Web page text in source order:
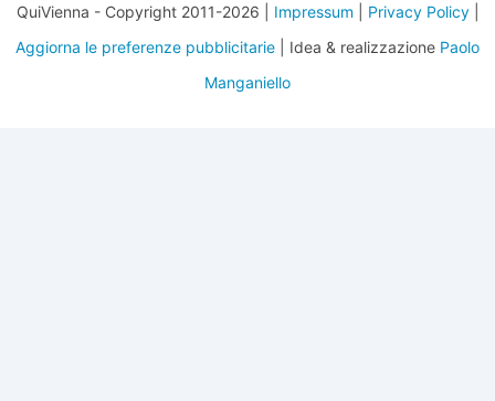
QuiVienna - Copyright 2011-2026 | Impressum Privacy Policy|
Aggiorna le preferenze pubblicitarie | Idea & realizzazione Paolo
Manganiello